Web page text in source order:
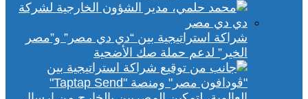
شراكة استراتيجية بين “دي دي مصر” و”مصر
الخير” لدعم حملة صك الأضحية